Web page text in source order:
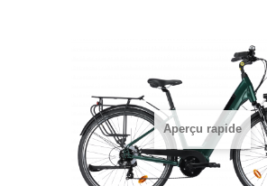
Aperçu rapide